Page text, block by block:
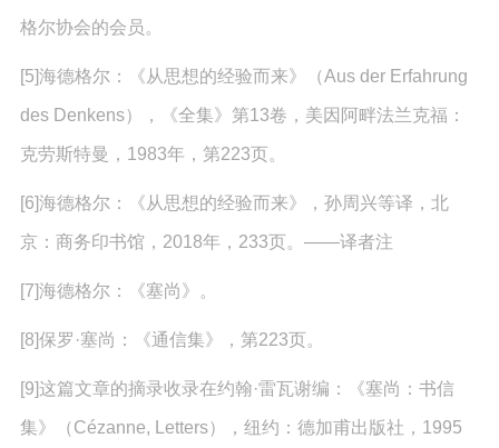
格尔协会的会员。
[5]海德格尔：《从思想的经验而来》（Aus der Erfahrung
des Denkens），《全集》第13卷，美因阿畔法兰克福：
克劳斯特曼，1983年，第223页。
[6]海德格尔：《从思想的经验而来》，孙周兴等译，北
京：商务印书馆，2018年，233页。——译者注
[7]海德格尔：《塞尚》。
[8]保罗·塞尚：《通信集》，第223页。
[9]这篇文章的摘录收录在约翰·雷瓦谢编：《塞尚：书信
集》（Cézanne, Letters），纽约：德加甫出版社，1995